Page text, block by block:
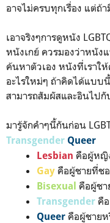
อาจไม่ครบทุกเรื่อง แต่ถ้
เอาจริงๆการดูหนัง
หนังเกย์ ควรมองว่าหนัง
ค้นหาตัวเอง หนังที่เราใ
อะไรใหม่ๆ ถ้าคิดได้แบ
สามารถสัมผัสและอินไป
มารู้จักคำๆนี้กันก่อน
Transgender Queer
Lesbian คือผู้หญิ
Gay คือผู้ชายที่ช
Bisexual คือผู้ช
Transgender คื
Queer คือผู้ชาย